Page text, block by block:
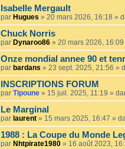
Isabelle Mergault
par Hugues » 20 mars 2026, 16:18 »
Chuck Norris
par Dynaroo86 » 20 mars 2026, 16:09
Onze mondial annee 90 et
par bardans » 23 sept. 2025, 21:56 »
INSCRIPTIONS FORUM
par Tipoune » 15 juil. 2025, 11:19 »
Le Marginal
par laurent » 15 mars 2025, 16:47 »
1988 : La Coupe du Monde
par Nhtpirate1980 » 16 août 2023,